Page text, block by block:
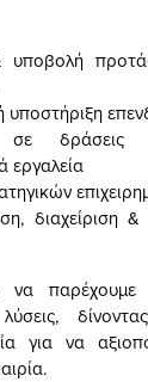
υποβολή
υποστήριξη
σε δράσεις
εργαλεία
διαχείριση &
να παρέχουμε
για να